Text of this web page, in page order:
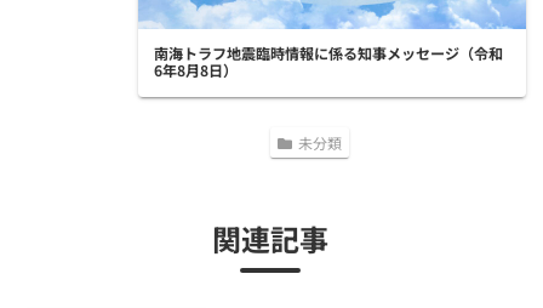
南海トラフ地震臨時情報に係る知事メッセージ（令和
6年8月8日）
未分類
関連記事